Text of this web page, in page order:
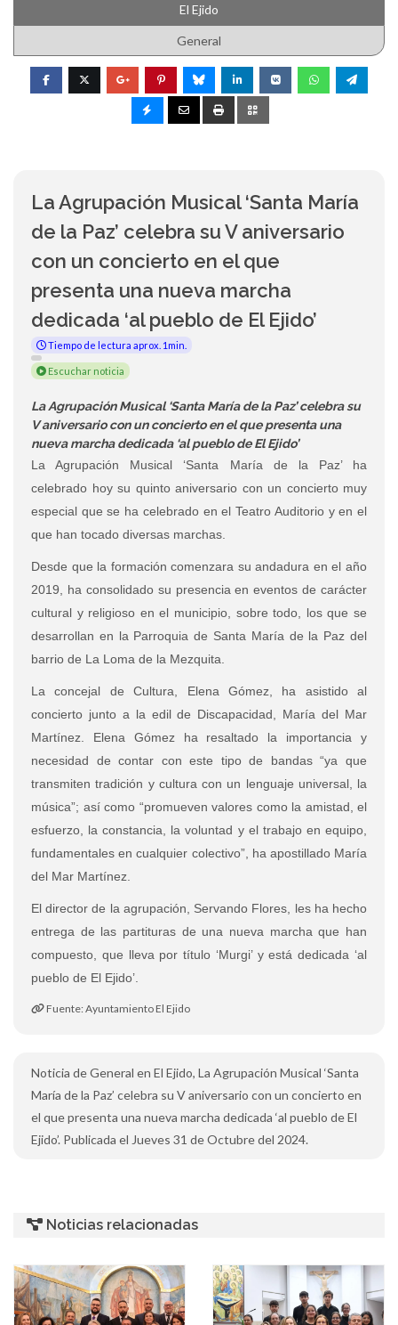
El Ejido
General
La Agrupación Musical ‘Santa María
de la Paz’ celebra su V aniversario
con un concierto en el que
presenta una nueva marcha
dedicada ‘al pueblo de El Ejido’
Tiempo de lectura aprox. 1min.
Escuchar noticia
La Agrupación Musical ‘Santa María de la Paz’ celebra su
V aniversario con un concierto en el que presenta una
nueva marcha dedicada ‘al pueblo de El Ejido’
La Agrupación Musical ‘Santa María de la Paz’ ha
celebrado hoy su quinto aniversario con un concierto muy
especial que se ha celebrado en el Teatro Auditorio y en el
que han tocado diversas marchas.
Desde que la formación comenzara su andadura en el año
2019, ha consolidado su presencia en eventos de carácter
cultural y religioso en el municipio, sobre todo, los que se
desarrollan en la Parroquia de Santa María de la Paz del
barrio de La Loma de la Mezquita.
La concejal de Cultura, Elena Gómez, ha asistido al
concierto junto a la edil de Discapacidad, María del Mar
Martínez. Elena Gómez ha resaltado la importancia y
necesidad de contar con este tipo de bandas “ya que
transmiten tradición y cultura con un lenguaje universal, la
música”; así como “promueven valores como la amistad, el
esfuerzo, la constancia, la voluntad y el trabajo en equipo,
fundamentales en cualquier colectivo”, ha apostillado María
del Mar Martínez.
El director de la agrupación, Servando Flores, les ha hecho
entrega de las partituras de una nueva marcha que han
compuesto, que lleva por título ‘Murgi’ y está dedicada ‘al
pueblo de El Ejido’.
Fuente: Ayuntamiento El Ejido
Noticia de General en El Ejido, La Agrupación Musical ‘Santa
María de la Paz’ celebra su V aniversario con un concierto en
el que presenta una nueva marcha dedicada ‘al pueblo de El
Ejido’. Publicada el Jueves 31 de Octubre del 2024.
Noticias relacionadas